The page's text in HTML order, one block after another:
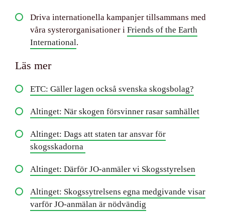
Driva internationella kampanjer tillsammans med
våra systerorganisationer i Friends of the Earth
International.
Läs mer
ETC: Gäller lagen också svenska skogsbolag?
Altinget: När skogen försvinner rasar samhället
Altinget: Dags att staten tar ansvar för
skogsskadorna
Altinget: Därför JO-anmäler vi Skogsstyrelsen
Altinget: Skogssytrelsens egna medgivande visar
varför JO-anmälan är nödvändig